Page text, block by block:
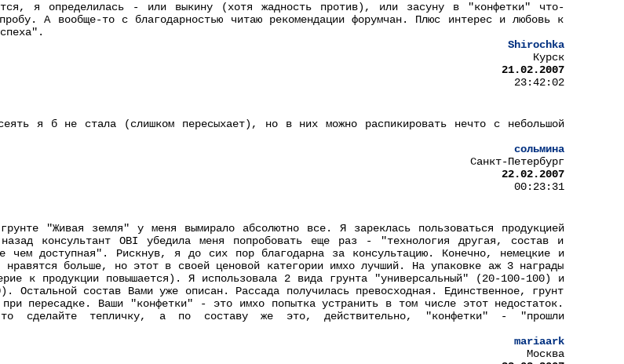
я определилась - или выкину (хотя жадность против), или засуну в "конфетки" что-
А вообще-то с благодарностью читаю рекомендации форумчан. Плюс интерес и любовь к
Shirochka
Курск
21.02.2007
23:42:02
я б не стала (слишком пересыхает), но в них можно распикировать нечто с небольшой
сольмина
Санкт-Петербург
22.02.2007
00:23:31
"Живая земля" у меня вымирало абсолютно все. Я зареклась пользоваться продукцией
консультант OBI убедила меня попробовать еще раз - "технология другая, состав и
чем доступная". Рискнув, я до сих пор благодарна за консультацию. Конечно, немецкие и
нравятся больше, но этот в своей ценовой категории имхо лучший. На упаковке аж 3 награды
к продукции повышается). Я использовала 2 вида грунта "универсальный" (20-100-100) и
Остальной состав Вами уже описан. Рассада получилась превосходная. Единственное, грунт
при пересадке. Ваши "конфетки" - это имхо попытка устранить в том числе этот недостаток.
то сделайте тепличку, а по составу же это, действительно, "конфетки" - "прошли
mariaark
Москва